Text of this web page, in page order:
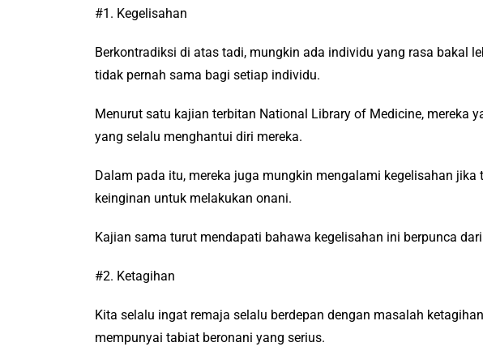
#1. Kegelisahan
Berkontradiksi di atas tadi, mungkin ada individu yang rasa bakal
tidak pernah sama bagi setiap individu.
Menurut satu kajian terbitan National Library of Medicine, mereka
yang selalu menghantui diri mereka.
Dalam pada itu, mereka juga mungkin mengalami kegelisahan
keinginan untuk melakukan onani.
Kajian sama turut mendapati bahawa kegelisahan ini berpunca
#2. Ketagihan
Kita selalu ingat remaja selalu berdepan dengan masalah
mempunyai tabiat beronani yang serius.